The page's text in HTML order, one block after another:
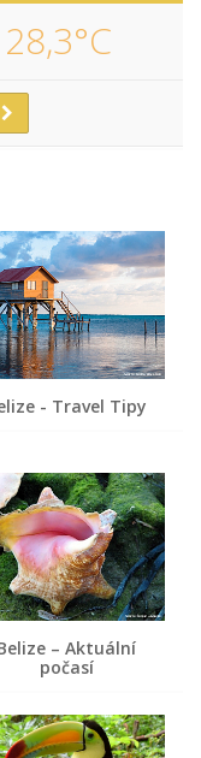
28,3°C
- Travel Tipy
– Aktuální
počasí